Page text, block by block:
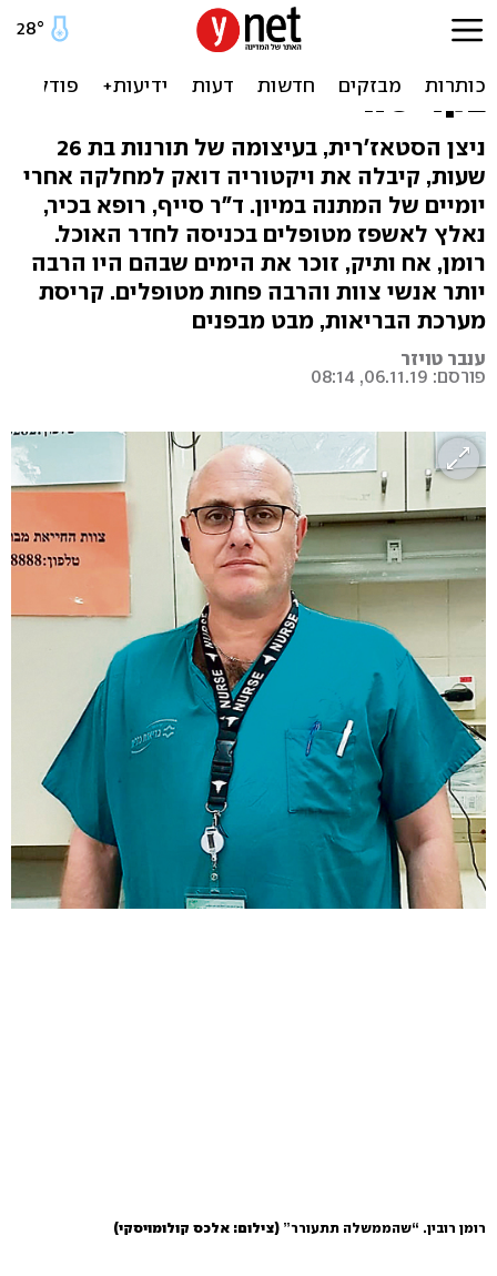
יומיים המתנה במיון, אשפוז
בחדר האוכל: בתי חולים
בקריסה
ניצן הסטאז'רית, בעיצומה של תורנות בת 26
שעות, קיבלה את ויקטוריה דואק למחלקה אחרי
יומיים של המתנה במיון. ד"ר סייף, רופא בכיר,
נאלץ לאשפז מטופלים בכניסה לחדר האוכל.
רומן, אח ותיק, זוכר את הימים שבהם היו הרבה
יותר אנשי צוות והרבה פחות מטופלים. קריסת
מערכת הבריאות, מבט מבפנים
ענבר טויזר
פורסם: 06.11.19, 08:14
רומן רובין. “שהממשלה תתעורר” (צילום: אלכס קולומויסקי)